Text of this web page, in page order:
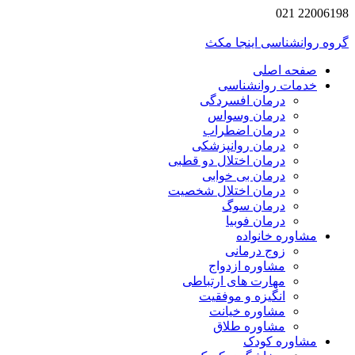
روانشناسی اینجا مکث
صفحه اصلی
خدمات روانشناسی
درمان افسردگی
درمان وسواس
درمان اضطراب
درمان روانپزشکی
درمان اختلال دو قطبی
درمان بی خوابی
درمان اختلال شخصیت
درمان سوگ
درمان فوبیا
مشاوره خانواده
زوج درمانی
مشاوره ازدواج
مهارت های ارتباطی
انگیزه و موفقیت
مشاوره خیانت
مشاوره طلاق
مشاوره کودک